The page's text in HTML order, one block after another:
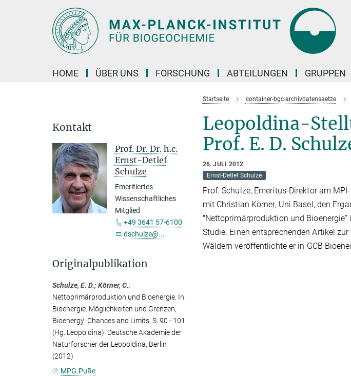
HOME ÜBER UNS FORSCHUNG ABTEILUNGEN GRUPPEN
Startseite container-bgc-archivdatensaetze
Leopoldina-
Prof. E. D.
26. JULI 2012
Ernst-Detlef Schulze
Prof. Schulze, Emeritus-Direktor am
mit Christian Körner, Uni Basel, den
"Nettoprimärproduktion und
Studie. Einen entsprechenden Artikel
Wäldern veröffentlichte er in GCB
Kontakt
Prof. Dr. Dr. h.c.
Ernst-Detlef
Schulze
Emeritiertes
Wissenschaftliches
Mitglied
+49 3641 57-6100
dschulze@...
Originalpublikation
Schulze, E. D.; Körner, C.:
Nettoprimärproduktion und Bioenergie. In:
Bioenergie: Möglichkeiten und Grenzen;
Bioenergy: Chances and Limits, S. 90 - 101
(Hg. Leopoldina). Deutsche Akademie der
Naturforscher der Leopoldina, Berlin
(2012)
MPG.PuRe